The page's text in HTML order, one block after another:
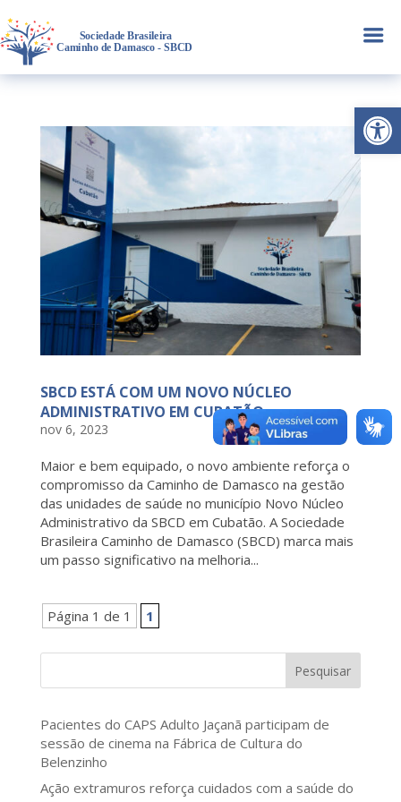
Abrir
a
SBCD ESTÁ COM UM NOVO NÚCLEO
ADMINISTRATIVO EM CUBATÃO
nov 6, 2023
Maior e bem equipado, o novo ambiente reforça o
compromisso da Caminho de Damasco na gestão
das unidades de saúde no município Novo Núcleo
Administrativo da SBCD em Cubatão. A Sociedade
Brasileira Caminho de Damasco (SBCD) marca mais
um passo significativo na melhoria...
Página 1 de 1 1
Pesquisar
Pacientes do CAPS Adulto Jaçanã participam de
sessão de cinema na Fábrica de Cultura do
Belenzinho
Ação extramuros reforça cuidados com a saúde do